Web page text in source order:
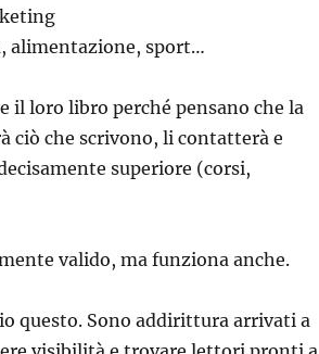
alimentazione, sport…
il loro libro perché pensano che la
ciò che scrivono, li contatterà e
superiore (corsi,
valido, ma funziona anche.
questo. Sono addirittura arrivati a